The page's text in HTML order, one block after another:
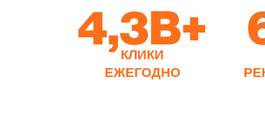
4,3B+
КЛИКИ
ЕЖЕГОДНО
4,3B+
КЛИКИ
ЕЖЕГОДНО